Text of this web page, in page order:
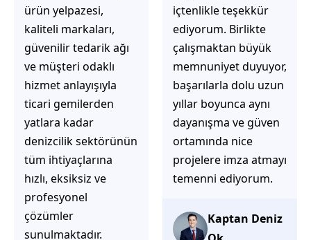
içtenlikle teşekkür
ediyorum. Birlikte
çalışmaktan büyük
memnuniyet duyuyor,
başarılarla dolu uzun
yıllar boyunca aynı
dayanışma ve güven
ortamında nice
projelere imza atmayı
temenni ediyorum.
Kaptan Deniz
İhtiyaçlarınıza hızlı ve
doğru çözümler
sunmaya çalışıyorlar.
Müşteri
memnuniyetini ön
planda tutan
yaklaşımları, ilgili
iletişimleri ve
güvenilir hizmet
anlayışları sayesinde
başarılı bir ekip
olduklarını